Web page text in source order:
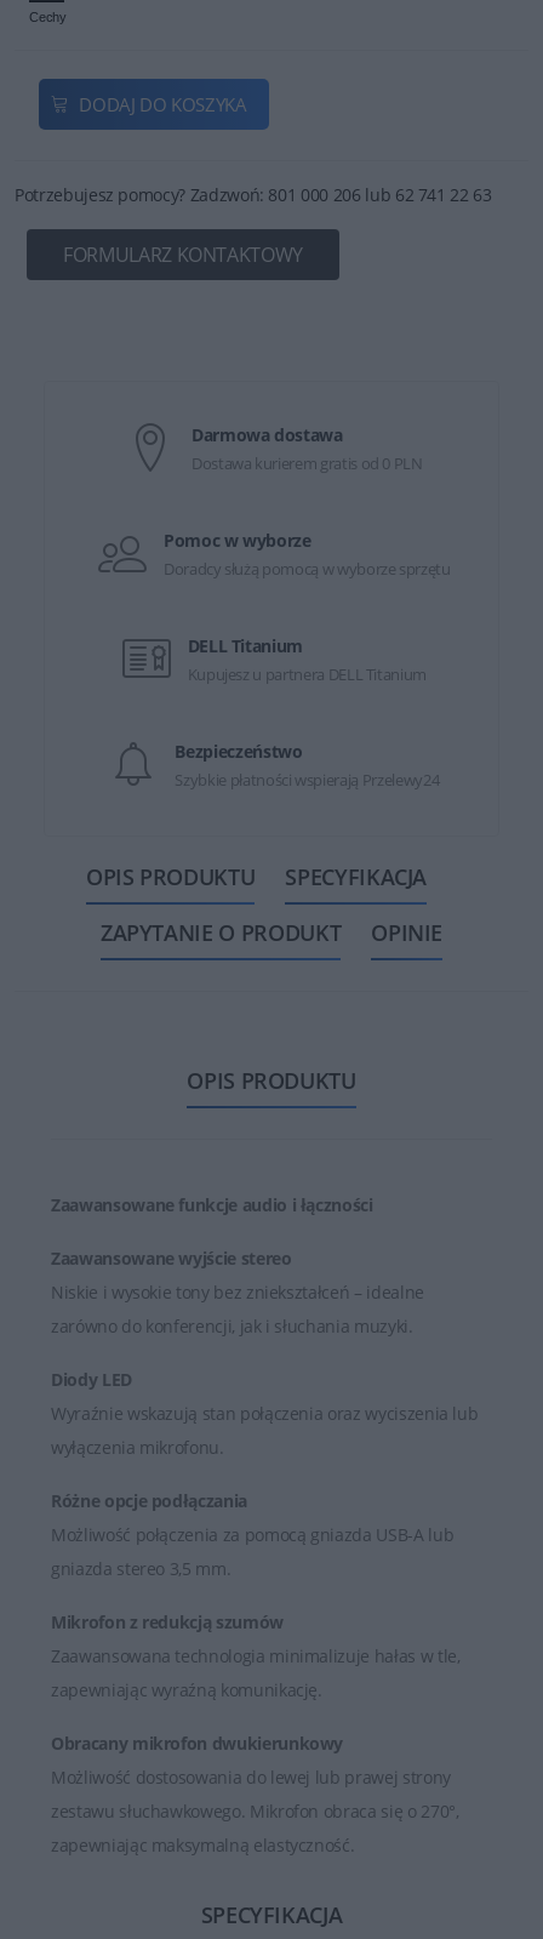
DODAJ DO KOSZYKA
Potrzebujesz pomocy? Zadzwoń: 801 000 206 lub 62 741 22 63
FORMULARZ KONTAKTOWY
Darmowa dostawa
Dostawa kurierem gratis od 0 PLN
Pomoc w wyborze
Doradcy służą pomocą w wyborze sprzętu
DELL Titanium
Kupujesz u partnera DELL Titanium
Bezpieczeństwo
Szybkie płatności wspierają Przelewy24
OPIS PRODUKTU
SPECYFIKACJA
ZAPYTANIE O PRODUKT
OPINIE
OPIS PRODUKTU
Zaawansowane funkcje audio i łączności
Zaawansowane wyjście stereo
Niskie i wysokie tony bez zniekształceń – idealne
zarówno do konferencji, jak i słuchania muzyki.
Diody LED
Wyraźnie wskazują stan połączenia oraz wyciszenia lub
wyłączenia mikrofonu.
Różne opcje podłączania
Możliwość połączenia za pomocą gniazda USB-A lub
gniazda stereo 3,5 mm.
Mikrofon z redukcją szumów
Zaawansowana technologia minimalizuje hałas w tle,
zapewniając wyraźną komunikację.
Obracany mikrofon dwukierunkowy
Możliwość dostosowania do lewej lub prawej strony
zestawu słuchawkowego. Mikrofon obraca się o 270°,
zapewniając maksymalną elastyczność.
SPECYFIKACJA